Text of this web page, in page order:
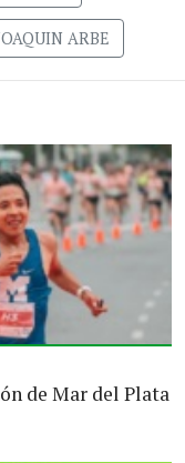
ARBE
de Mar del Plata